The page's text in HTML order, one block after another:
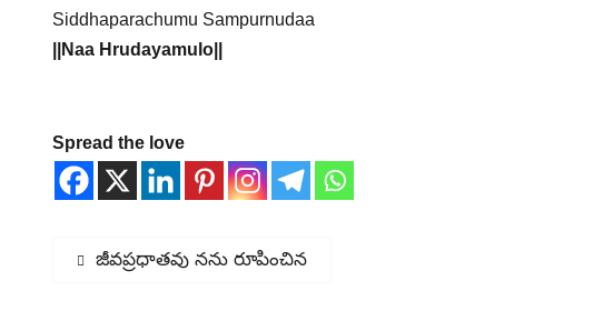
Siddhaparachumu Sampurnudaa
||Naa Hrudayamulo||
Spread the love
Post
Previous
జీవప్రధాతవు నను రూపించిన